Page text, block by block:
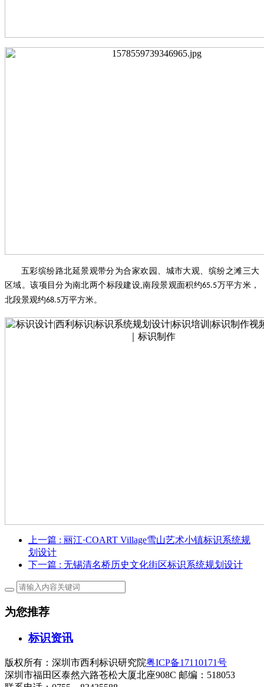
五彩缤纷路北延景观带分为合家欢园、城市大观、缤纷之滩三大
区域。该项目分为南北两个标段建设 ,南段景观面积约65.5万平方米，
北段景观约68.5万平方米。
上一篇 : 丽江·COART Village雪山艺术小镇标识系统规
划设计
下一篇 : 无锡清名桥历史文化街区标识系统规划设计
为您推荐
标识资讯
版权所有：深圳市西利标识研究院粤ICP备17110171号
深圳市福田区泰然六路苍松大厦北座908C 邮编：518053